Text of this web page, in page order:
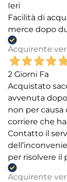
Ieri
Facilità di
merce dopo
Acquirente
2 Giorni Fa
Acquistato
avvenuta
non per causa
corriere che
Contatto il
per risolvere il
Acquirente